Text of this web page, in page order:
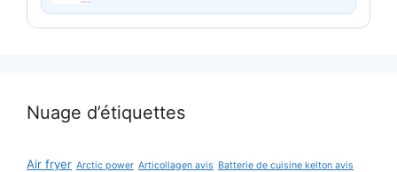
Nuage d’étiquettes
Air fryer Arctic power Articollagen avis Batterie de cuisine kelton avis